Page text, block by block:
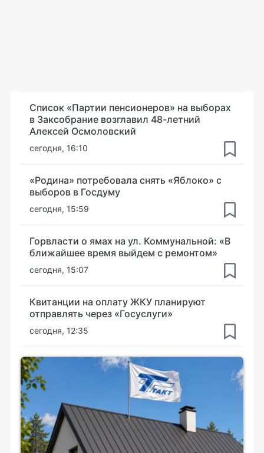
Список «Партии пенсионеров» на выборах
в Заксобрание возглавил 48-летний
Алексей Осмоловский
сегодня, 16:10
«Родина» потребовала снять «Яблоко» с
выборов в Госдуму
сегодня, 15:59
Горвласти о ямах на ул. Коммунальной: «В
ближайшее время выйдем с ремонтом»
сегодня, 15:07
Квитанции на оплату ЖКУ планируют
отправлять через «Госуслуги»
сегодня, 12:35